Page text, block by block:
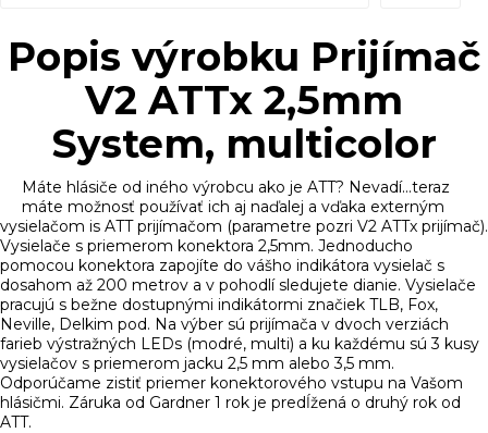
Popis výrobku Prijímač
V2 ATTx 2,5mm
System, multicolor
Máte hlásiče od iného výrobcu ako je ATT? Nevadí...teraz
máte možnosť používať ich aj naďalej a vďaka externým
vysielačom is ATT prijímačom (parametre pozri V2 ATTx prijímač).
Vysielače s priemerom konektora 2,5mm. Jednoducho
pomocou konektora zapojíte do vášho indikátora vysielač s
dosahom až 200 metrov a v pohodlí sledujete dianie. Vysielače
pracujú s bežne dostupnými indikátormi značiek TLB, Fox,
Neville, Delkim pod. Na výber sú prijímača v dvoch verziách
farieb výstražných LEDs (modré, multi) a ku každému sú 3 kusy
vysielačov s priemerom jacku 2,5 mm alebo 3,5 mm.
Odporúčame zistiť priemer konektorového vstupu na Vašom
hlásičmi. Záruka od Gardner 1 rok je predĺžená o druhý rok od
ATT.